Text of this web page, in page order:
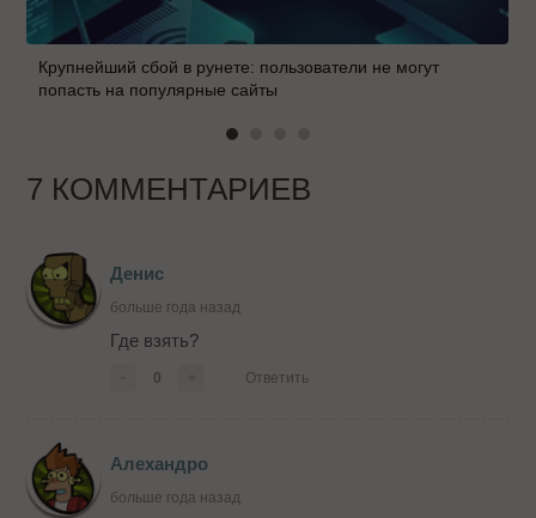
Крупнейший сбой в рунете: пользователи не могут
попасть на популярные сайты
7 КОММЕНТАРИЕВ
Денис
больше года назад
Где взять?
0 Ответить
Алехандро
больше года назад